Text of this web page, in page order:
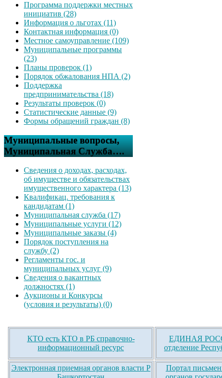
Программа поддержки местных
инициатив (28)
Информация о льготах (11)
Контактная информация (0)
Местное самоуправление (109)
Муниципальные программы
(23)
Планы проверок (1)
Порядок обжалования НПА (2)
Поддержка
предпринимательства (18)
Результаты проверок (0)
Статистические данные (9)
Формы обращений граждан (8)
Муниципальные вопросы,
Муниципальная Служба….
Сведения о доходах, расходах,
об имуществе и обязательствах
имущественного характера (13)
Квалификац. требования к
кандидатам (1)
Муниципальная служба (17)
Муниципальные услуги (12)
Муниципальные заказы (4)
Порядок поступления на
службу (2)
Регламенты гос. и
муниципальных услуг (9)
Сведения о вакантных
должностях (1)
Аукционы и Конкурсы
(условия и результаты) (0)
КТО есть КТО в РБ справочно-
информационный ресурс
ЕДИНАЯ
отделение
Электронная приемная органов власти Р
Портал